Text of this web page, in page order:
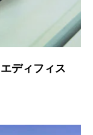
ディフィス